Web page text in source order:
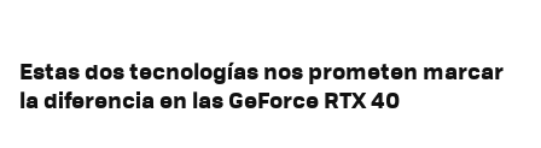
Estas dos tecnologías nos prometen marcar
la diferencia en las GeForce RTX 40